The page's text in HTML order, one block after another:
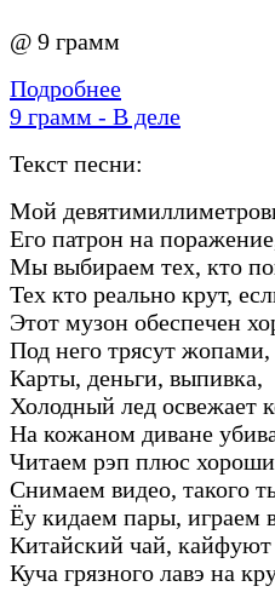
@ 9 грамм
Подробнее
9 грамм - В деле
Текст песни:
Мой
Его патрон на
Мы выбираем тех, кто
Тех кто реально крут,
Этот музон обеспечен
Под него трясут
Карты, деньги, выпивка,
Холодный лед освежает
На кожаном диване
Читаем рэп плюс
Снимаем видео, такого
Ёу кидаем пары, играем
Китайский чай,
Куча грязного лавэ на